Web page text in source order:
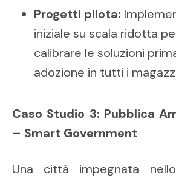
Progetti pilota:
iniziale su scala ridotta
calibrare le soluzioni
adozione in tutti i
Caso Studio 3: Pubblica
– Smart Government
Una città impegnata